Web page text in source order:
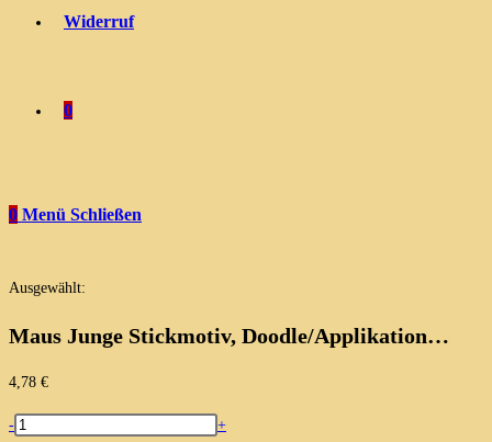
Widerruf
0
0 Menü Schließen
Ausgewählt:
Maus Junge Stickmotiv, Doodle/Applikation…
4,78 €
Maus
-
+